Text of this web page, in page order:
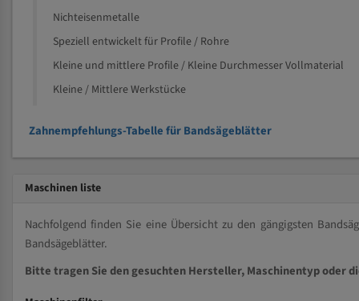
Nichteisenmetalle
Speziell entwickelt für Profile / Rohre
Kleine und mittlere Profile / Kleine Durchmesser Vollmaterial
Kleine / Mittlere Werkstücke
Zahnempfehlungs-Tabelle für Bandsägeblätter
Maschinen liste
Nachfolgend finden Sie eine Übersicht zu den gängigsten
Bandsägeblätter.
Bitte tragen Sie den gesuchten Hersteller, Maschinentyp oder